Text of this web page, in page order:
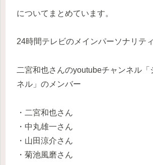
についてまとめています。
24時間テレビのメインパーソナリテ
二宮和也さんのyoutubeチャンネル「
ネル」のメンバー
・二宮和也さん
・中丸雄一さん
・山田涼介さん
・菊池風磨さん